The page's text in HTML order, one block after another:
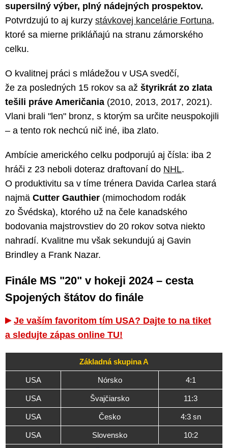
supersilný výber, plný nádejných prospektov.
Potvrdzujú to aj kurzy stávkovej kancelárie Fortuna,
ktoré sa mierne prikláňajú na stranu zámorského
celku.
O kvalitnej práci s mládežou v USA svedčí,
že za posledných 15 rokov sa až štyrikrát zo zlata
tešili práve Američania (2010, 2013, 2017, 2021).
Vlani brali "len" bronz, s ktorým sa určite neuspokojili
– a tento rok nechcú nič iné, iba zlato.
Ambície amerického celku podporujú aj čísla: iba 2
hráči z 23 neboli doteraz draftovaní do NHL.
O produktivitu sa v tíme trénera Davida Carlea stará
najmä Cutter Gauthier (mimochodom rodák
zo Švédska), ktorého už na čele kanadského
bodovania majstrovstiev do 20 rokov sotva niekto
nahradí. Kvalitne mu však sekundujú aj Gavin
Brindley a Frank Nazar.
Finále MS "20" v hokeji 2024 – cesta
Spojených štátov do finále
Je vaším favoritom tím USA? Dajte to na tiket
a sledujte zápas online TU!
Základná skupina A
USA Nórsko 4:1
USA Švajčiarsko 11:3
USA Česko 4:3 sn
USA Slovensko 10:2